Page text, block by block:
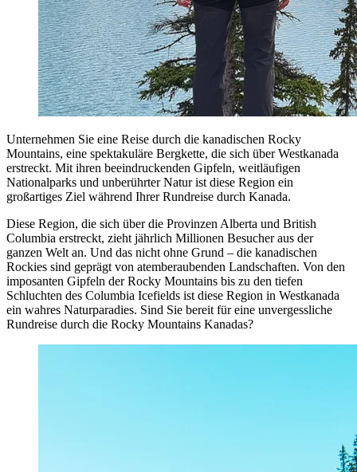
Unternehmen Sie eine Reise durch die kanadischen Rocky
Mountains, eine spektakuläre Bergkette, die sich über Westkanada
erstreckt. Mit ihren beeindruckenden Gipfeln, weitläufigen
Nationalparks und unberührter Natur ist diese Region ein
großartiges Ziel während Ihrer Rundreise durch Kanada.
Diese Region, die sich über die Provinzen Alberta und British
Columbia erstreckt, zieht jährlich Millionen Besucher aus der
ganzen Welt an. Und das nicht ohne Grund – die kanadischen
Rockies sind geprägt von atemberaubenden Landschaften. Von den
imposanten Gipfeln der Rocky Mountains bis zu den tiefen
Schluchten des Columbia Icefields ist diese Region in Westkanada
ein wahres Naturparadies. Sind Sie bereit für eine unvergessliche
Rundreise durch die Rocky Mountains Kanadas?